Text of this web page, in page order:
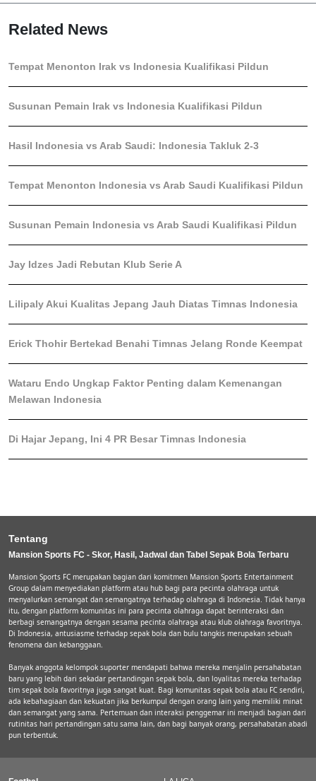
Related News
Tempat Menonton Irak vs Indonesia Kualifikasi Pildun
Susunan Pemain Irak vs Indonesia Kualifikasi Pildun
Hasil Indonesia vs Arab Saudi: Indonesia Takluk 2-3
Tempat Menonton Indonesia vs Arab Saudi Kualifikasi Pildun
Susunan Pemain Indonesia vs Arab Saudi Kualifikasi Pildun
Jay Idzes Jadi Rebutan Klub Serie A
Lilipaly Akui Kualitas Jepang Jauh Diatas Timnas Indonesia
Erick Thohir Bertekad Benahi Timnas Jelang Ronde Keempat
Wataru Endo Ungkap Faktor Penting dalam Kemenangan
Melawan Indonesia
Di Hajar Jepang, Ini 4 PR Besar Timnas Indonesia
Tentang
Mansion Sports FC - Skor, Hasil, Jadwal dan Tabel Sepak Bola Terbaru
Mansion Sports FC merupakan bagian dari komitmen Mansion Sports Entertainment
Group dalam menyediakan platform atau hub bagi para pecinta olahraga untuk
menyalurkan semangat dan semangatnya terhadap olahraga di Indonesia. Tidak hanya
itu, dengan platform komunitas ini para pecinta olahraga dapat berinteraksi dan
berbagi semangatnya dengan sesama pecinta olahraga atau klub olahraga favoritnya.
Di Indonesia, antusiasme terhadap sepak bola dan bulu tangkis merupakan sebuah
fenomena dan kebanggaan.
Banyak anggota kelompok suporter mendapati bahwa mereka menjalin persahabatan
baru yang lebih dari sekadar pertandingan sepak bola, dan loyalitas mereka terhadap
tim sepak bola favoritnya juga sangat kuat. Bagi komunitas sepak bola atau FC sendiri,
ada kebahagiaan dan kekuatan jika berkumpul dengan orang lain yang memiliki minat
dan semangat yang sama. Pertemuan dan interaksi penggemar ini menjadi bagian dari
rutinitas hari pertandingan satu sama lain, dan bagi banyak orang, persahabatan abadi
pun terbentuk.